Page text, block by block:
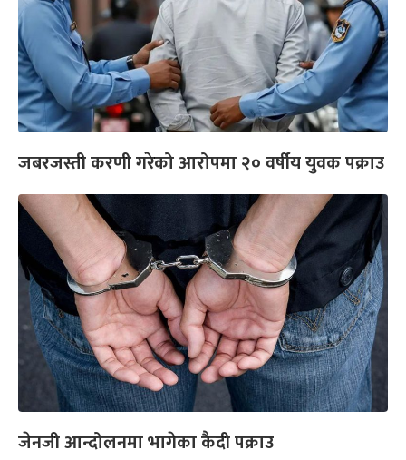
जबरजस्ती करणी गरेको आरोपमा २० वर्षीय युवक पक्राउ
जेनजी आन्दोलनमा भागेका कैदी पक्राउ